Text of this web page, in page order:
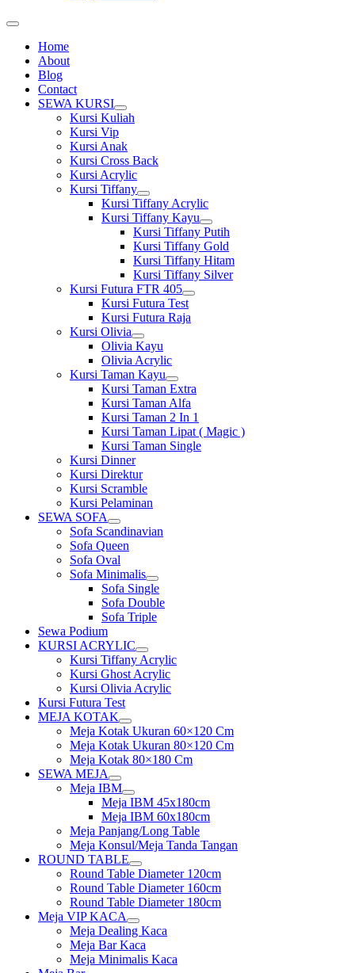
Home
About
Blog
Contact
SEWA KURSI
Show
sub
Kursi Kuliah
Kursi Vip
Kursi Anak
Kursi Cross Back
Kursi Acrylic
Kursi Tiffany
Show
sub
menu
Kursi Tiffany Acrylic
Kursi Tiffany Kayu
Show
sub
menu
Kursi Tiffany Putih
Kursi Tiffany Gold
Kursi Tiffany Hitam
Kursi Tiffany Silver
Kursi Futura FTR 405
Show
sub
menu
Kursi Futura Test
Kursi Futura Raja
Kursi Olivia
Show
sub
menu
Olivia Kayu
Olivia Acrylic
Kursi Taman Kayu
Show
sub
menu
Kursi Taman Extra
Kursi Taman Alfa
Kursi Taman 2 In 1
Kursi Taman Lipat ( Magic )
Kursi Taman Single
Kursi Dinner
Kursi Direktur
Kursi Scramble
Kursi Pelaminan
SEWA SOFA
Show
sub
menu
Sofa Scandinavian
Sofa Queen
Sofa Oval
Sofa Minimalis
Show
sub
menu
Sofa Single
Sofa Double
Sofa Triple
Sewa Podium
KURSI ACRYLIC
Show
sub
menu
Kursi Tiffany Acrylic
Kursi Ghost Acrylic
Kursi Olivia Acrylic
Kursi Futura Test
MEJA KOTAK
Show
sub
menu
Meja Kotak Ukuran 60×120 Cm
Meja Kotak Ukuran 80×120 Cm
Meja Kotak 80×180 Cm
SEWA MEJA
Show
sub
menu
Meja IBM
Show
sub
menu
Meja IBM 45x180cm
Meja IBM 60x180cm
Meja Panjang/Long Table
Meja Konsul/Meja Tanda Tangan
ROUND TABLE
Show
sub
menu
Round Table Diameter 120cm
Round Table Diameter 160cm
Round Table Diameter 180cm
Meja VIP KACA
Show
sub
menu
Meja Dealing Kaca
Meja Bar Kaca
Meja Minimalis Kaca